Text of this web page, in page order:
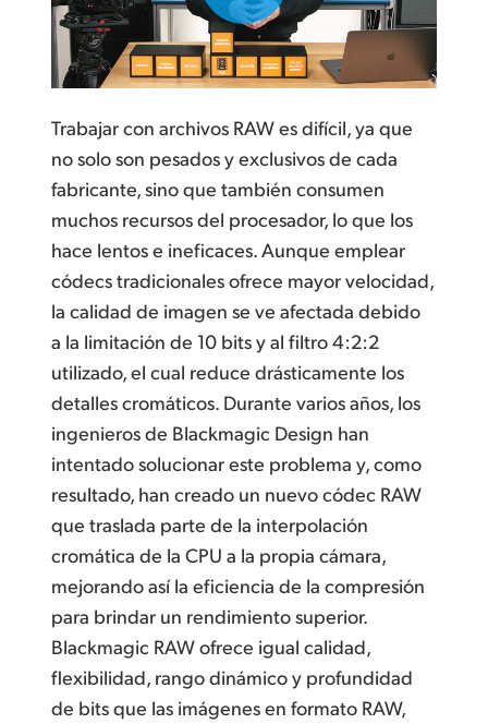
Trabajar con archivos RAW es difícil, ya que
no solo son pesados y exclusivos de cada
fabricante, sino que también consumen
muchos recursos del procesador, lo que los
hace lentos e ineficaces. Aunque emplear
códecs tradicionales ofrece mayor velocidad,
la calidad de imagen se ve afectada debido
a la limitación de 10 bits y al filtro 4:2:2
utilizado, el cual reduce drásticamente los
detalles cromáticos. Durante varios años, los
ingenierosde Blackmagic Design han
intentado solucionar este problema y,como
resultado, han creado un nuevo códec RAW
que traslada parte de la interpolación
cromática de la CPU a la propia cámara,
mejorando así la eficiencia de la compresión
para brindar un rendimiento superior.
Blackmagic RAW ofrece igual calidad,
flexibilidad, rango dinámico y profundidad
de bits que las imágenes en formato RAW,